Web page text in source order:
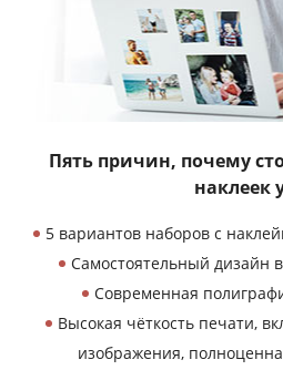
Пять причин, почему
наклеек
5 вариантов наборов с
Самостоятельный дизайн
Современная
Высокая чёткость печати,
изображения,